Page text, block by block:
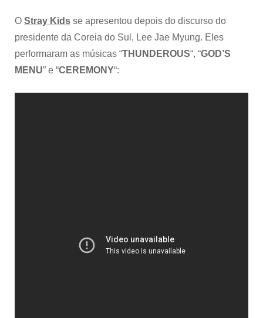
O Stray Kids se apresentou depois do discurso do
presidente da Coreia do Sul, Lee Jae Myung. Eles
performaram as músicas “THUNDEROUS“, “GOD’S
MENU” e “CEREMONY“: